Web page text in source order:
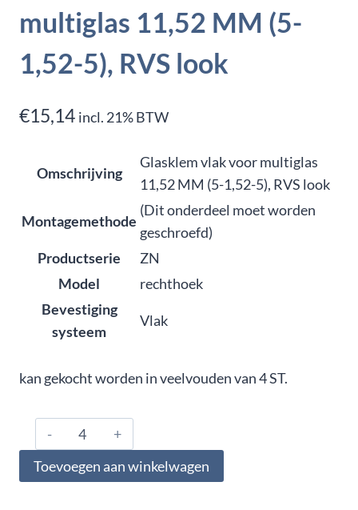
multiglas 11,52 MM (5-
1,52-5), RVS look
€15,14 incl. 21% BTW
Omschrijving
Glasklem vlak voor multiglas
11,52 MM (5-1,52-5), RVS look
Montagemethode
(Dit onderdeel moet worden
geschroefd)
Productserie
ZN
Model
rechthoek
Bevestiging
systeem
Vlak
kan gekocht worden in veelvouden van 4 ST.
1152.01.000.ZN.04,
Glasklem
vlak
Toevoegen aan winkelwagen